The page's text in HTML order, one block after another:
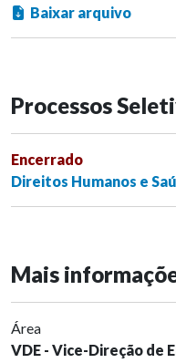
Baixar arquivo
Processos
Encerrado
Direitos Humanos e
Mais
Área
VDE - Vice-Direção de